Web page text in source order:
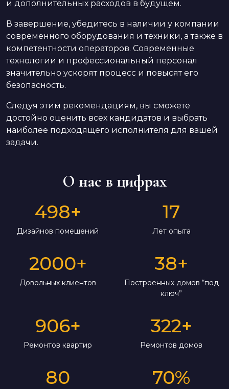
и дополнительных расходов в будущем.
В завершение, убедитесь в наличии у компании
современного оборудования и техники, а также в
компетентности операторов. Современные
технологии и профессиональный персонал
значительно ускорят процесс и повысят его
безопасность.
Следуя этим рекомендациям, вы сможете
достойно оценить всех кандидатов и выбрать
наиболее подходящего исполнителя для вашей
задачи.
О нас в цифрах
498+
Дизайнов помещений
17
Лет опыта
2000+
Довольных клиентов
38+
Построенных домов “под
ключ”
906+
Ремонтов квартир
322+
Ремонтов домов
80 70%